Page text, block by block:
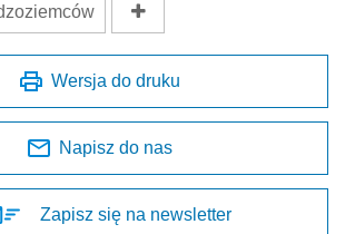
Wersja do druku
Napisz do nas
Zapisz się na newsletter